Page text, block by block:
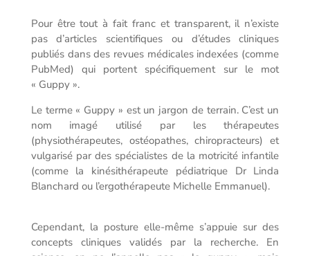
Pour être tout à fait franc et transparent, il n’existe
pas d’articles scientifiques ou d’études cliniques
publiés dans des revues médicales indexées (comme
PubMed) qui portent spécifiquement sur le mot
« Guppy ».
Le terme « Guppy » est un jargon de terrain. C’est un
nom imagé utilisé par les thérapeutes
(physiothérapeutes, ostéopathes, chiropracteurs) et
vulgarisé par des spécialistes de la motricité infantile
(comme la kinésithérapeute pédiatrique Dr Linda
Blanchard ou l’ergothérapeute Michelle Emmanuel).
Cependant, la posture elle-même s’appuie sur des
concepts cliniques validés par la recherche. En